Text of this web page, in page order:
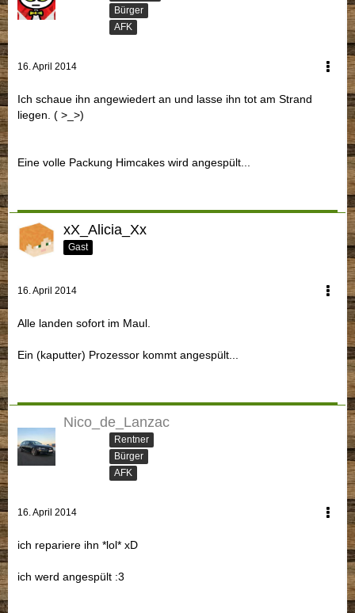
Bürger
AFK
16. April 2014
Ich schaue ihn angewiedert an und lasse ihn tot am Strand
liegen. ( >_>)
Eine volle Packung Himcakes wird angespült...
xX_Alicia_Xx
Gast
16. April 2014
Alle landen sofort im Maul.
Ein (kaputter) Prozessor kommt angespült...
Nico_de_Lanzac
Rentner
Bürger
AFK
16. April 2014
ich repariere ihn *lol* xD
ich werd angespült :3